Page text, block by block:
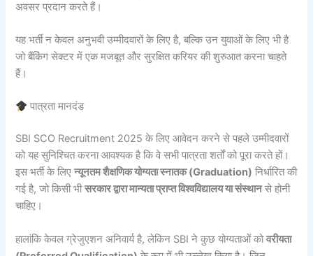
अवसर प्रदान करते हैं।
यह भर्ती न केवल अनुभवी उम्मीदवारों के लिए है, बल्कि उन युवाओं के लिए भी है
जो बैंकिंग सेक्टर में एक मजबूत और सुरक्षित करियर की शुरुआत करना चाहते
हैं।
पात्रता मानदंड
SBI SCO Recruitment 2025 के लिए आवेदन करने से पहले उम्मीदवारों
को यह सुनिश्चित करना आवश्यक है कि वे सभी पात्रता शर्तों को पूरा करते हों।
इस भर्ती के लिएन्यूनतम शैक्षणिक योग्यता स्नातक (Graduation) निर्धारित की
गई है, जो किसी भीसरकार द्वारा मान्यता प्राप्त विश्वविद्यालय या संस्थानसे होनी
चाहिए।
हालांकि केवल ग्रेजुएशन अनिवार्य है, लेकिन SBI ने कुछ योग्यताओं कोवरीयता